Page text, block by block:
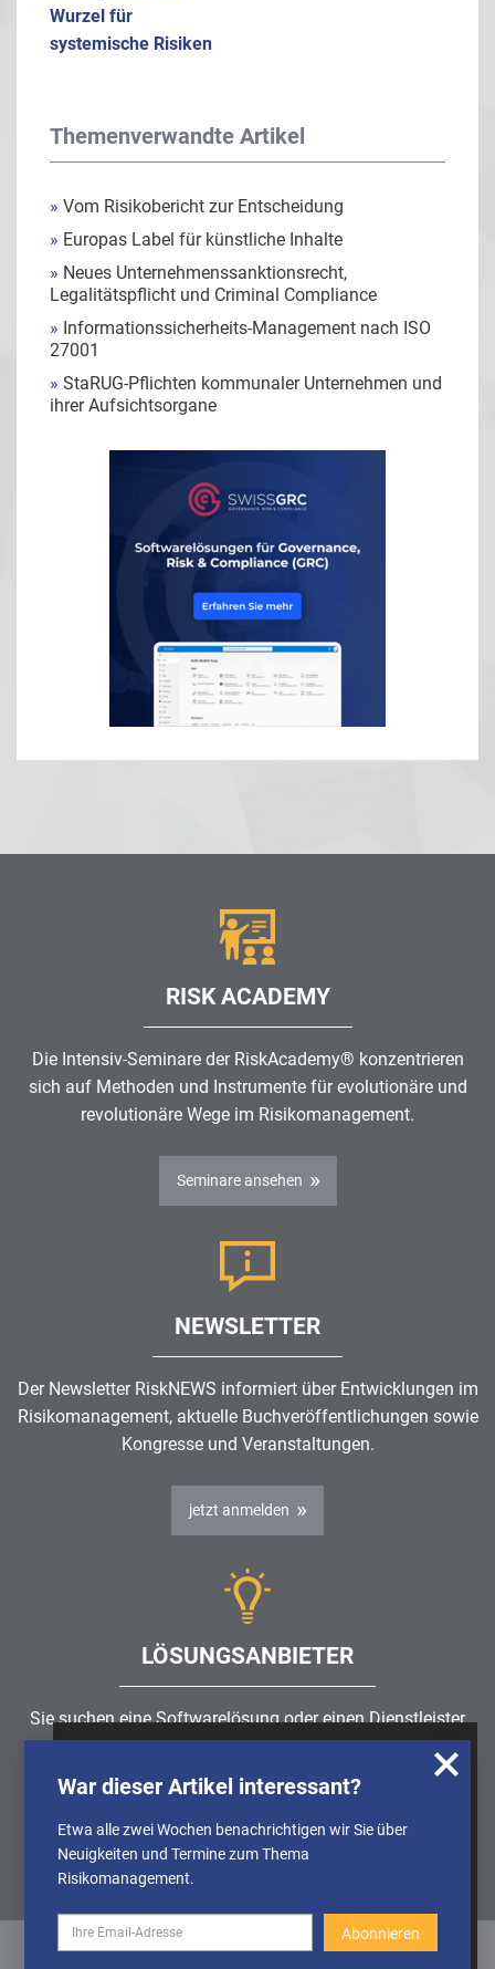
Informationen über die Nutzung unserer
Webseite zu erhalten und unser Angebot so
stetig verbessern zu können. Weitere
Informationen finden Sie in unserer
Wurzel für
systemische Risiken
Themenverwandte Artikel
» Vom Risikobericht zur Entscheidung
» Europas Label für künstliche Inhalte
» Neues Unternehmenssanktionsrecht,
Legalitätspflicht und Criminal Compliance
» Informationssicherheits-Management nach ISO
27001
» StaRUG-Pflichten kommunaler Unternehmen und
ihrer Aufsichtsorgane
RISK ACADEMY
Die Intensiv-Seminare der RiskAcademy® konzentrieren
sich auf Methoden und Instrumente für evolutionäre und
revolutionäre Wege im Risikomanagement.
Seminare ansehen
NEWSLETTER
Der Newsletter RiskNEWS informiert über Entwicklungen im
Risikomanagement, aktuelle Buchveröffentlichungen sowie
Kongresse und Veranstaltungen.
jetzt anmelden
LÖSUNGSANBIETER
Sie suchen eine Softwarelösung oder einen Dienstleister
rund um die ThemenRisikomanagement,GRC, IKS oder
ISMS?
Partner finden
War dieser Artikel interessant?
Etwa alle zwei Wochen benachrichtigen wir Sie über
Neuigkeiten und Termine zum Thema
Risikomanagement.